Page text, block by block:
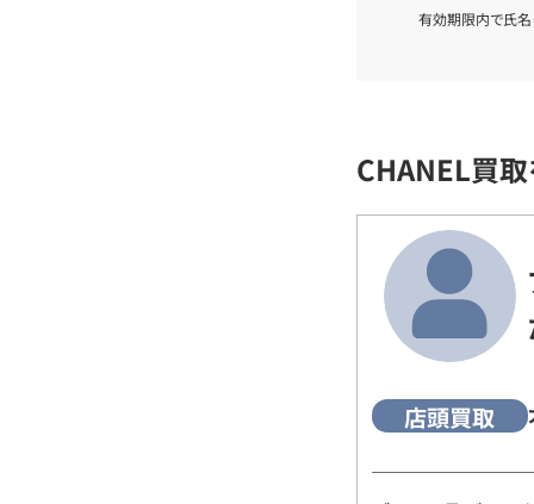
有効期限内で氏名
CHANEL買
店頭買取